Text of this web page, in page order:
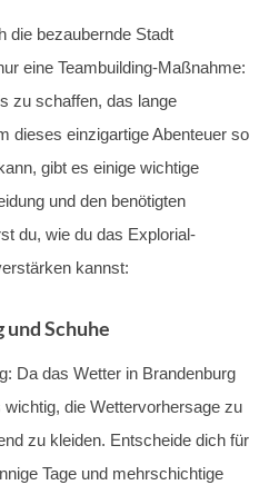
die bezaubernde Stadt
eine Teambuilding-Maßnahme:
zu schaffen, das lange
dieses einzigartige Abenteuer so
gibt es einige wichtige
und den benötigten
du, wie du das Explorial-
kannst:
Schuhe
Da das Wetter in Brandenburg
die Wettervorhersage zu
zu kleiden. Entscheide dich für
Tage und mehrschichtige